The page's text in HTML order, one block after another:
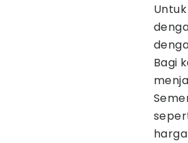
Bagi